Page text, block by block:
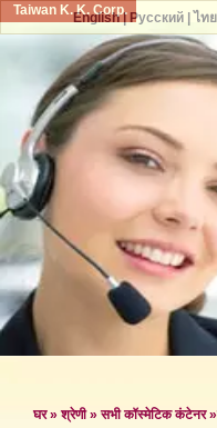
Taiwan K. K. Corp.
घर»श्रेणी»सभी कॉस्मेटिक कंटेनर»
English| Русский| ไทย